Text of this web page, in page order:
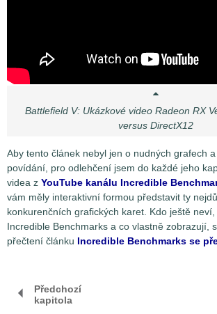
Battlefield V: Ukázkové video Radeon RX
versus DirectX12
Aby tento článek nebyl jen o nudných grafech
povídání, pro odlehčení jsem do každé jeho
videa z YouTube kanálu Incredible
vám měly interaktivní formou představit ty
konkurenčních grafických karet. Kdo ještě
Incredible Benchmarks a co vlastně zobrazují,
přečtení článku Incredible Benchmarks se
Předchozí
kapitola